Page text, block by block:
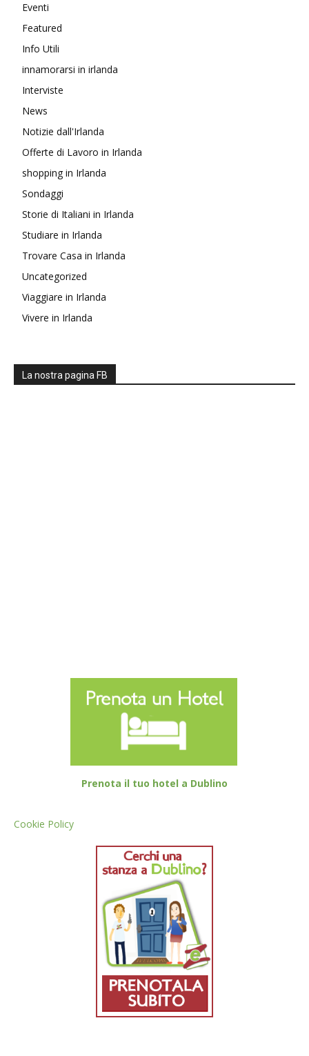
Eventi
Featured
Info Utili
innamorarsi in irlanda
Interviste
News
Notizie dall'Irlanda
Offerte di Lavoro in Irlanda
shopping in Irlanda
Sondaggi
Storie di Italiani in Irlanda
Studiare in Irlanda
Trovare Casa in Irlanda
Uncategorized
Viaggiare in Irlanda
Vivere in Irlanda
La nostra pagina FB
Prenota il tuo hotel a Dublino
Cookie Policy